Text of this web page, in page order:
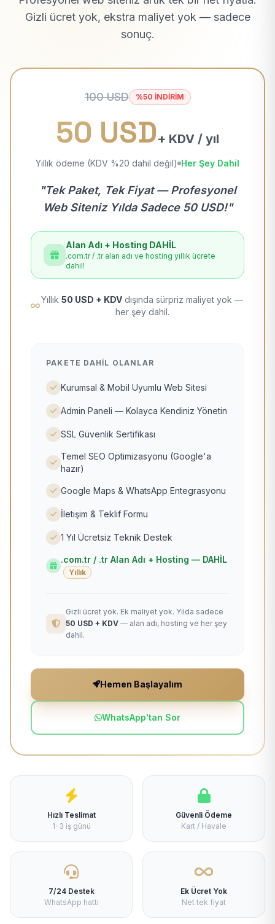
Gizli ücret yok, ekstra maliyet yok — sadece
sonuç.
100 USD %50 İNDİRİM
50 USD+ KDV / yıl
Yıllık ödeme (KDV %20 dahil değil) Her Şey Dahil
"Tek Paket, Tek Fiyat — Profesyonel
Web Siteniz Yılda Sadece 50 USD!"
Alan Adı + Hosting DAHİL
.com.tr / .tr alan adı ve hosting yıllık ücrete
dahil!
Yıllık 50 USD + KDV dışında sürpriz maliyet yok —
her şey dahil.
PAKETE DAHIL OLANLAR
Kurumsal & Mobil Uyumlu Web Sitesi
Admin Paneli — Kolayca Kendiniz Yönetin
SSL Güvenlik Sertifikası
Temel SEO Optimizasyonu (Google'a
hazır)
Google Maps & WhatsApp Entegrasyonu
İletişim & Teklif Formu
1 Yıl Ücretsiz Teknik Destek
.com.tr / .tr Alan Adı + Hosting — DAHİL
Yıllık
Gizli ücret yok. Ek maliyet yok. Yılda sadece
50 USD + KDV — alan adı, hosting ve her şey
dahil.
Hemen Başlayalım
WhatsApp'tan Sor
Hızlı Teslimat
1-3 iş günü
Güvenli Ödeme
Kart / Havale
7/24 Destek
WhatsApp hattı
Ek Ücret Yok
Net tek fiyat